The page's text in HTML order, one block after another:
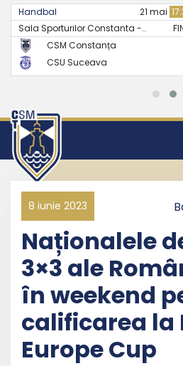
Handbal 21 mai
Sala Sporturilor Constanta -..
CSM Constanța
CSU Suceava
8 iunie 2023
Naționalele
3×3 ale
în weekend
calificarea la
Europe Cup